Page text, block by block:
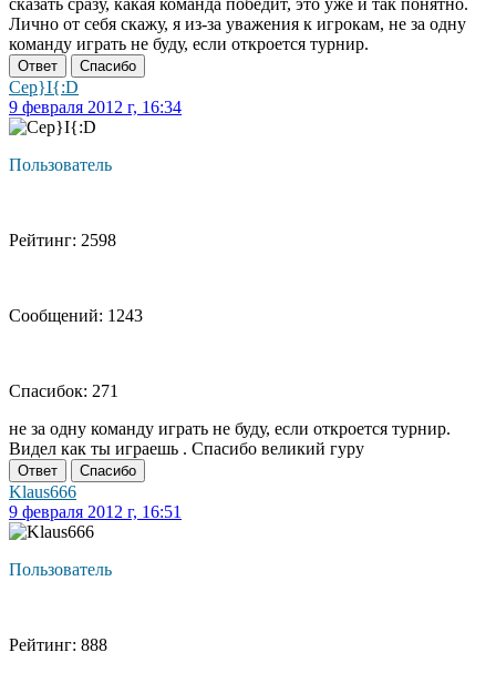
сказать сразу, какая команда победит, это уже и так понятно.
Лично от себя скажу, я из-за уважения к игрокам, не за одну
команду играть не буду, если откроется турнир.
Ответ Спасибо
Cep}I{:D
9 февраля 2012 г, 16:34
Пользователь
Рейтинг: 2598
Сообщений: 1243
Спасибок: 271
не за одну команду играть не буду, если откроется турнир.
Видел как ты играешь . Спасибо великий гуру
Ответ Спасибо
Klaus666
9 февраля 2012 г, 16:51
Пользователь
Рейтинг: 888